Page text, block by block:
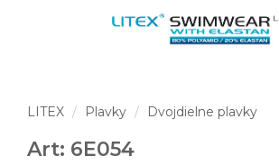
LITEX Plavky Dvojdielne plavky
Art: 6E054